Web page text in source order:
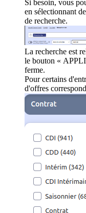
Si besoin, vous
en sélectionnant
de recherche.
La recherche est
le bouton «
ferme.
Pour certains
d'offres